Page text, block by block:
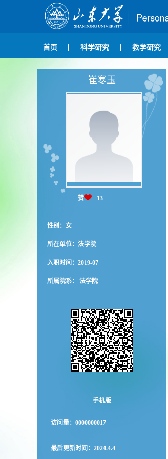
首页 科学研究 教学研究
崔寒玉
赞 13
性别：女
所在单位：法学院
入职时间：2019-07
所属院系： 法学院
手机版
访问量： 0000000017
最后更新时间： 2024.4.4